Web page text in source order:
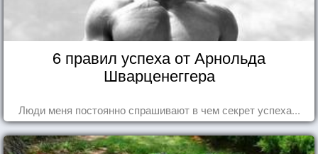
6 правил успеха от Арнольда
Шварценеггера
Люди меня постоянно спрашивают в чем секрет успеха...